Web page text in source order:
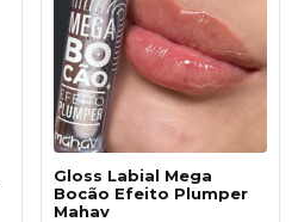
Gloss Labial Mega
Bocão Efeito Plumper
Mahav